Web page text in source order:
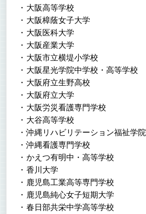
大阪高等学校
大阪樟蔭女子大学
大阪医科大学
大阪産業大学
大阪市立横堤小学校
大阪星光学院中学校・高等学校
大阪府立生野高校
大阪府立大学
大阪労災看護専門学校
大谷高等学校
沖縄リハビリテーション福祉学院
沖縄看護専門学校
かえつ有明中・高等学校
香川大学
鹿児島工業高等専門学校
鹿児島純心女子短期大学
春日部共栄中学高等学校